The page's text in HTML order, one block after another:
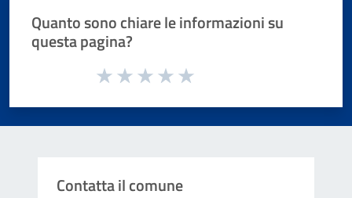
Quanto sono chiare le informazioni su
questa pagina?
Valuta da 1 a 5 stelle la pagina
Contatta il comune